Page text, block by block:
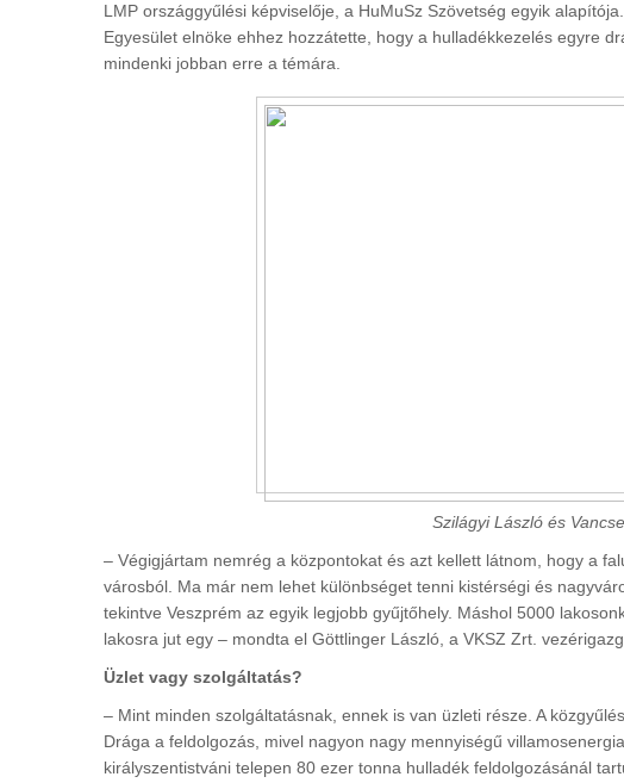
LMP országgyűlési képviselője, a HuMuSz Szövetség egyik
Egyesület elnöke ehhez hozzátette, hogy a hulladékkezelés egyre
mindenki jobban erre a témára.
Szilágyi László és
– Végigjártam nemrég a központokat és azt kellett látnom, hogy a
városból. Ma már nem lehet különbséget tenni kistérségi és
tekintve Veszprém az egyik legjobb gyűjtőhely. Máshol 5000
lakosra jut egy – mondta el Göttlinger László, a VKSZ Zrt.
Üzlet vagy szolgáltatás?
– Mint minden szolgáltatásnak, ennek is van üzleti része. A
Drága a feldolgozás, mivel nagyon nagy mennyiségű
királyszentistváni telepen 80 ezer tonna hulladék feldolgozásánál